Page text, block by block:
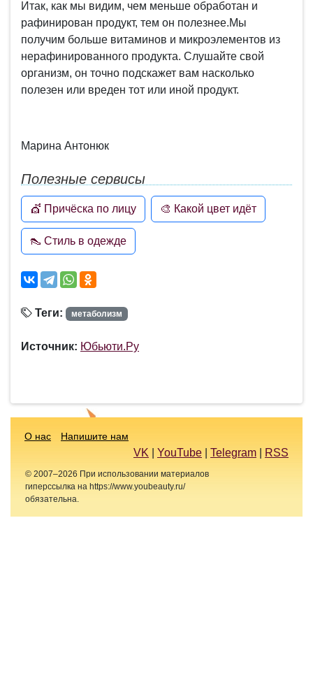
Итак, как мы видим, чем меньше обработан и
рафинирован продукт, тем он полезнее.Мы
получим больше витаминов и микроэлементов из
нерафинированного продукта. Слушайте свой
организм, он точно подскажет вам насколько
полезен или вреден тот или иной продукт.
Марина Антонюк
Полезные сервисы
💇 Причёска по лицу 🎨 Какой цвет идёт
👠 Стиль в одежде
Теги: метаболизм
Источник: Юбьюти.Ру
О нас Напишите нам
VK YouTube Telegram RSS
© 2007–2026 При использовании материалов
гиперссылка на https://www.youbeauty.ru/
обязательна.